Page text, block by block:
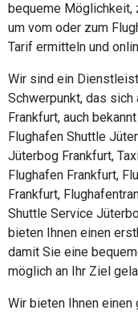
bequeme Möglichkeit,
um vom oder zum
Tarif ermitteln und
Wir sind ein
Schwerpunkt, das
Frankfurt, auch
Flughafen Shuttle
Jüterbog Frankfurt,
Flughafen Frankfurt,
Frankfurt,
Shuttle Service
bieten Ihnen einen
damit Sie eine
möglich an Ihr Ziel
Wir bieten Ihnen einen